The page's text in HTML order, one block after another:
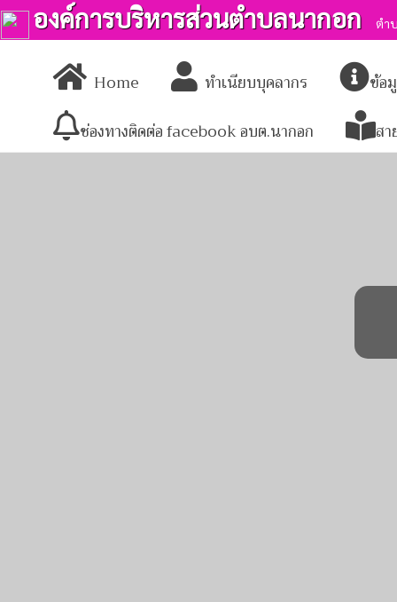
องค์การบริหารส่วนตำบลนากอก ตำ
Home ทำเนียบบุคลากร
ข้อ
ช่องทางติดต่อ facebook อบต.นากอก
ส